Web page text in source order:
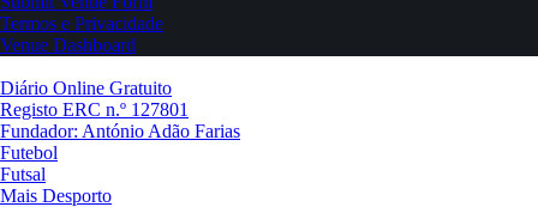
Termos e Privacidade
Venue Dashboard
Diário Online Gratuito
Registo ERC n.º 127801
Fundador: António Adão Farias
Futebol
Futsal
Mais Desporto